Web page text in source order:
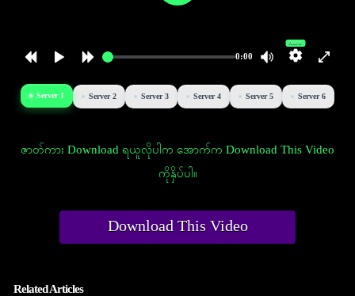
0:00
Auto
Server 1 Server 2 Server 3 Server 4 Server 5 Server 6
ဇာတ်ကား Download ရယူလိုပါက အောက်က Download This Video
ကိုနှိပ်ပါ။
Download This Video
Related Articles